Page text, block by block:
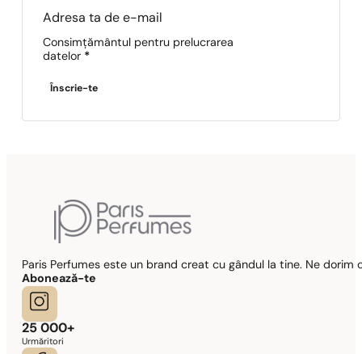
Section
Consimțământul pentru prelucrarea
datelor *
Înscrie-te
Paris Perfumes este un brand creat cu gândul la tine. Ne
Abonează-te
25 000+
Urmăritori